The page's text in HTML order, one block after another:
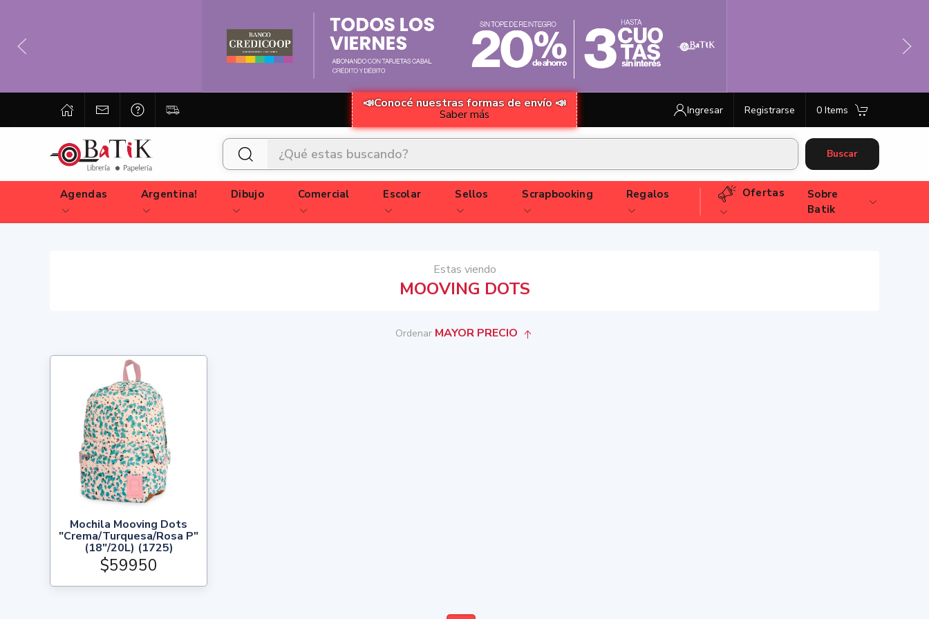
📣Conocé nuestras formas de envío 📣
Saber más Ingresar Registrarse 0 Items
Buscar
Agendas Argentina! Dibujo Comercial Escolar Sellos Scrapbooking Regalos Ofertas
Sobre
Batik
Estas viendo
MOOVING DOTS
Ordenar MAYOR PRECIO
Mochila Mooving Dots
"Crema/Turquesa/Rosa P"
(18"/20L) (1725)
$59950